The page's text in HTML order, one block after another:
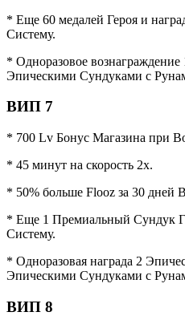
* Еще 60 медалей Героя и
Систему.
* Одноразовое
Эпическими Сундуками с
ВИП 7
* 700 Lv Бонус Магазина при
* 45 минут на скорость 2x.
* 50% больше Flooz за 30 дней
* Еще 1 Премиальный Сундук
Систему.
* Одноразовая награда 2
Эпическими Сундуками с
ВИП 8